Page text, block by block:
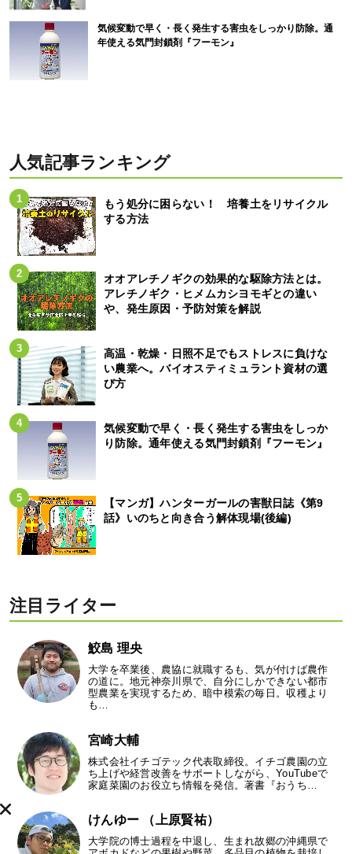
気候変動で早く・長く発生する害虫をしっかり防除。通
年使える気門封鎖剤『フーモン』
人気記事ランキング
もう処分に困らない！ 培養土をリサイクル
する方法
オオアレチノギクの効果的な駆除方法とは。
アレチノギク・ヒメムカシヨモギとの違い
や、発生原因・予防対策を解説
高温・乾燥・日照不足でもストレスに負けな
い農業へ。バイオスティミュラント資材の選
び方
気候変動で早く・長く発生する害虫をしっか
り防除。通年使える気門封鎖剤『フーモン』
【マンガ】ハンターガールの害獣日誌《第9
話》いのちと向き合う解体現場(後編)
注目ライター
鮫島 理央
大学を卒業後、農協に就職するも、気が付けば農作
の道に。地元神奈川県で、自分にしかできない都市
型農業を実現するため、暗中模索の毎日。収穫より
も…
宮崎大輔
株式会社イチゴテック代表取締役。イチゴ農園の立
ち上げや経営改善をサポートしながら、YouTubeで
家庭菜園のお役立ち情報を発信。著書『おうち…
けんゆー （上原賢祐）
大学院の博士過程を中退し、生まれ故郷の沖縄県で